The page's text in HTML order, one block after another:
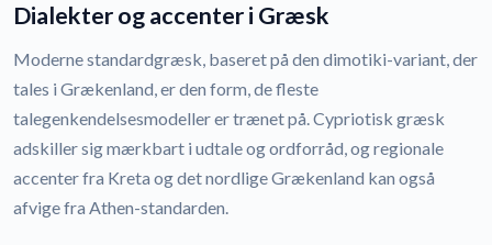
Dialekter og accenter i Græsk
Moderne standardgræsk, baseret på den dimotiki-variant, der
tales i Grækenland, er den form, de fleste
talegenkendelsesmodeller er trænet på. Cypriotisk græsk
adskiller sig mærkbart i udtale og ordforråd, og regionale
accenter fra Kreta og det nordlige Grækenland kan også
afvige fra Athen-standarden.